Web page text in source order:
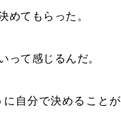
めてもらった。
って感じるんだ。
自分で決めること